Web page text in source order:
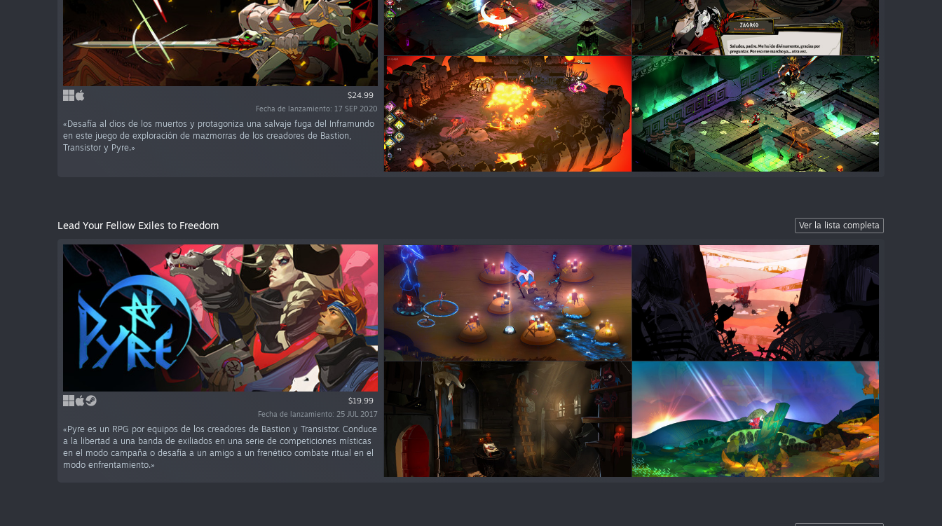
$24.99
Fecha de lanzamiento: 17 SEP 2020
«Desafía al dios de los muertos y protagoniza una salvaje fuga del Inframundo
en este juego de exploración de mazmorras de los creadores de Bastion,
Transistor y Pyre.»
Ver la lista completa
Lead Your Fellow Exiles to Freedom
$19.99
Fecha de lanzamiento: 25 JUL 2017
«Pyre es un RPG por equipos de los creadores de Bastion y Transistor. Conduce
a la libertad a una banda de exiliados en una serie de competiciones místicas
en el modo campaña o desafía a un amigo a un frenético combate ritual en el
modo enfrentamiento.»